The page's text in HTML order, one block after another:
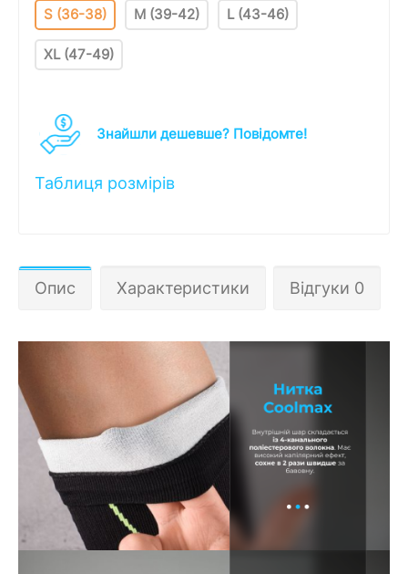
S (36-38) M (39-42) L (43-46)
XL (47-49)
Знайшли дешевше? Повідомте!
Таблиця розмірів
Опис Характеристики Відгуки 0